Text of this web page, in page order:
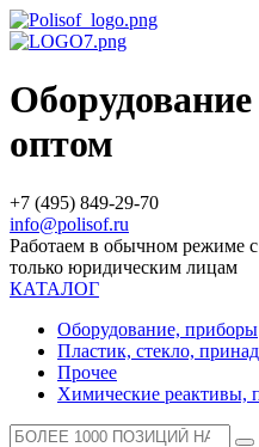
оптом
+7 (495) 849-29-70
info@polisof.ru
Работаем в обычном режиме
только юридическим лицам
КАТАЛОГ
Оборудование, приборы
Пластик, стекло,
Прочее
Химические реактивы,